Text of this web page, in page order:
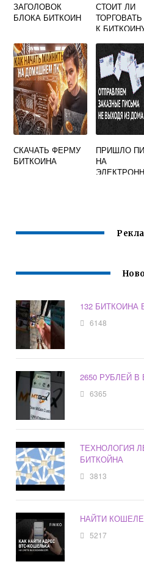
ЗАГОЛОВОК
БЛОКА БИТКОИН
СТОИТ ЛИ
К
СКАЧАТЬ ФЕРМУ
БИТКОИНА
ПРИШЛО
НА
132 БИТКОИНА
6148
2650 РУБЛЕЙ
6365
ТЕХНОЛОГИЯ
БИТКОЙНА
3813
НАЙТИ
5217